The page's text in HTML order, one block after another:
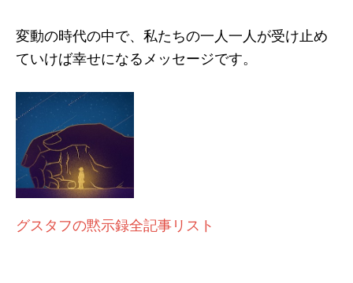
変動の時代の中で、私たちの一人一人が受け止め
ていけば幸せになるメッセージです。
グスタフの黙示録全記事リスト